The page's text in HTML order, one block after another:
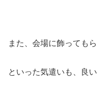
また、会場に飾っても
といった気遣いも、良い